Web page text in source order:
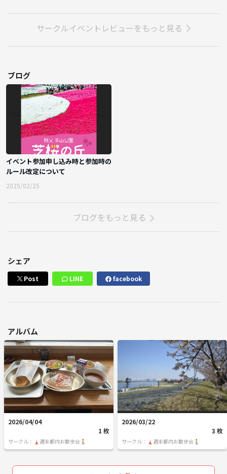
サークルイベントレビューをもっと見る
ブログ
イベント参加申し込み時と参加時の
ルール改定について
2025/02/25
ブログをもっと見る
シェア
Post LINE facebook
アルバム
2026/04/04
1 枚
サークル：🗼週末都内お散歩会🚶
2026/03/22
3 枚
サークル：🗼週末都内お散歩会🚶